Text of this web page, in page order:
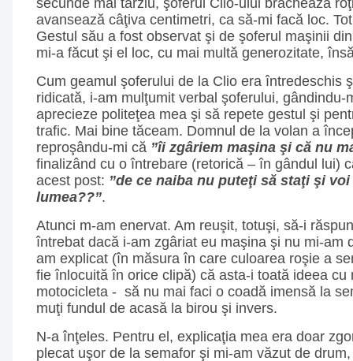
secunde mai târziu, şoferul Clio-ului brachează
avansează câţiva centimetri, ca să-mi facă loc.
Gestul său a fost observat şi de şoferul maşinii
mi-a făcut şi el loc, cu mai multă generozitate,
Cum geamul şoferului de la Clio era întredeschis
ridicată, i-am mulţumit verbal şoferului, gândindu-
aprecieze politeţea mea şi să repete gestul şi
trafic. Mai bine tăceam. Domnul de la volan a
reproşându-mi că ”îi zgâriem maşina şi că nu
finalizând cu o întrebare (retorică – în gândul lui)
acest post: ”de ce naiba nu puteţi să staţi şi
lumea??”.
Atunci m-am enervat. Am reuşit, totuşi, să-i
întrebat dacă i-am zgâriat eu maşina şi nu mi-am
am explicat (în măsura în care culoarea roşie a
fie înlocuită în orice clipă) că asta-i toată ideea cu
motocicleta - să nu mai faci o coadă imensă la
muţi fundul de acasă la birou şi invers.
N-a înţeles. Pentru el, explicaţia mea era doar
plecat uşor de la semafor şi mi-am văzut de